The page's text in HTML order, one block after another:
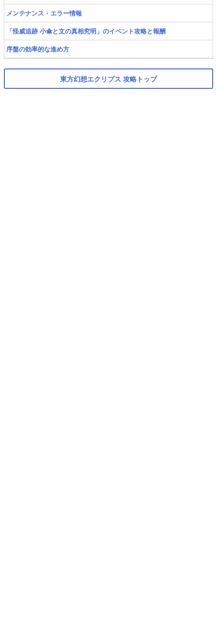
メンテナンス・エラー情報
「怪威追跡 小傘と文の真相究明」のイベント攻略と報酬
序盤の効率的な進め方
東方幻想エクリプス 攻略トップ